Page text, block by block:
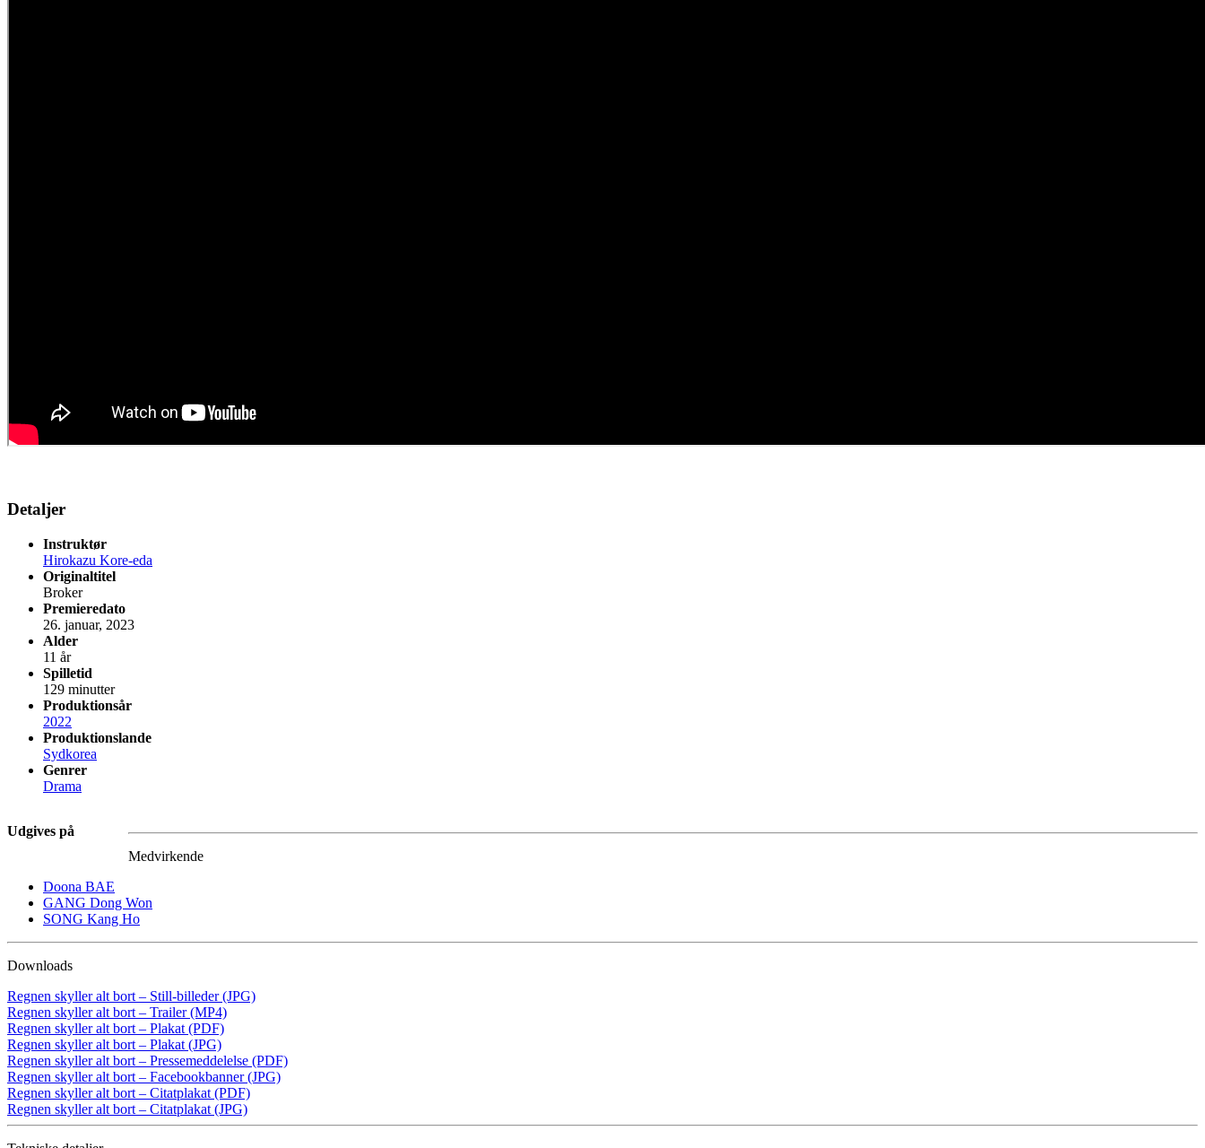
Detaljer
Instruktør
Hirokazu Kore-eda
Originaltitel
Broker
Premieredato
26. januar, 2023
Alder
11 år
Spilletid
129 minutter
Produktionsår
2022
Produktionslande
Sydkorea
Genrer
Drama
Udgives på
Medvirkende
Doona BAE
GANG Dong Won
SONG Kang Ho
Downloads
Regnen skyller alt bort – Still-billeder (JPG)
Regnen skyller alt bort – Trailer (MP4)
Regnen skyller alt bort – Plakat (PDF)
Regnen skyller alt bort – Plakat (JPG)
Regnen skyller alt bort – Pressemeddelelse (PDF)
Regnen skyller alt bort – Facebookbanner (JPG)
Regnen skyller alt bort – Citatplakat (PDF)
Regnen skyller alt bort – Citatplakat (JPG)